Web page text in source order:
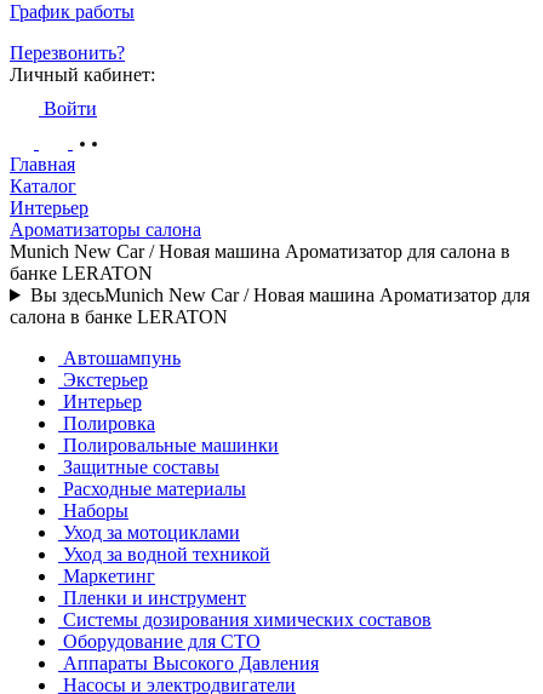
График работы
Перезвонить?
Личный кабинет:
Войти
Главная
Каталог
Интерьер
Ароматизаторы салона
Munich New Car / Новая машина Ароматизатор для салона в
банке LERATON
Вы здесьMunich New Car / Новая машина Ароматизатор для
салона в банке LERATON
Автошампунь
Экстерьер
Интерьер
Полировка
Полировальные машинки
Защитные составы
Расходные материалы
Наборы
Уход за мотоциклами
Уход за водной техникой
Маркетинг
Пленки и инструмент
Системы дозирования химических составов
Оборудование для СТО
Аппараты Высокого Давления
Насосы и электродвигатели